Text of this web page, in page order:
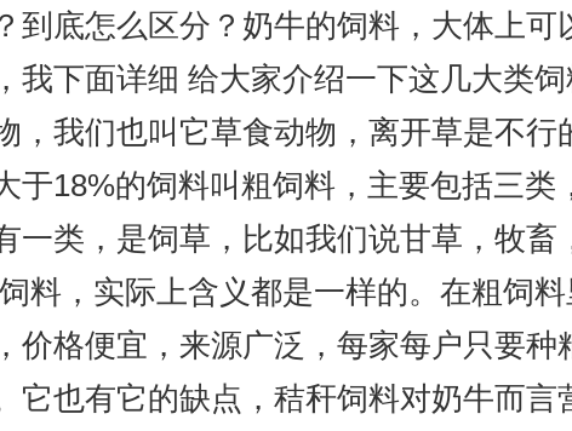
到底怎么区分？奶牛的饲料，大体上
下面详细 给大家介绍一下这几大类饲
们也叫它草食动物，离开草是不行
于18%的饲料叫粗饲料，主要包括三
一类，是饲草，比如我们说甘草，牧
料，实际上含义都是一样的。在粗饲料
格便宜，来源广泛，每家每户只要种
它也有它的缺点，秸秆饲料对奶牛而